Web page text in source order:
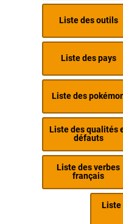
Liste des outils
Liste des pays
Liste des
Liste des qualités
défauts
Liste des verbes
français
Liste